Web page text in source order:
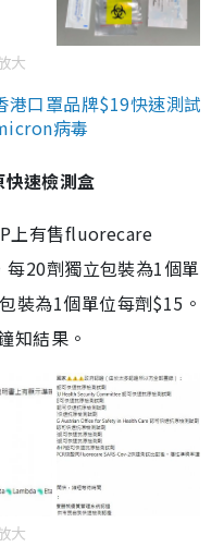
大
港口罩品牌$19快速測試
病毒
速檢測盒
上有售fluorecare
每20劑獨立包裝為1個單
裝為1個單位每劑$15。
知結果。
大